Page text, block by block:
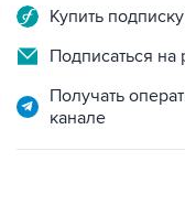
Купить
Подписаться на
Получать
канале